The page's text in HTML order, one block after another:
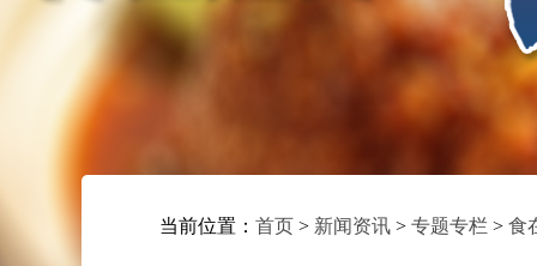
当前位置： 首页 > 新闻资讯 > 专题专栏 > 食